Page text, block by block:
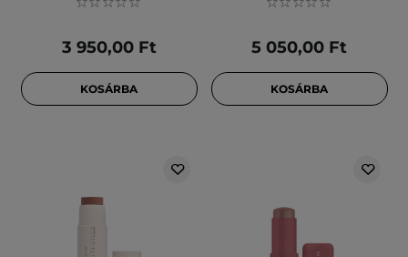
3 950,00 Ft
KOSÁRBA
5 050,00 Ft
KOSÁRBA